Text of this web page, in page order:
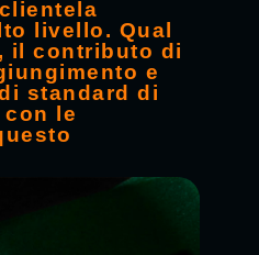
livello. Qual
il contributo di
e
standard di
le